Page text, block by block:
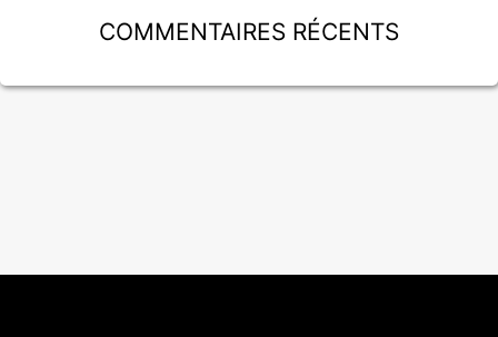
Commentaires récents